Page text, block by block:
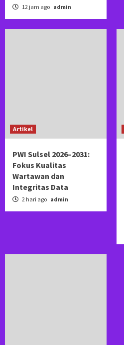
12 jam ago admin
Artikel
PWI Sulsel 2026–2031:
Fokus Kualitas
Wartawan dan
Integritas Data
2 hari ago admin